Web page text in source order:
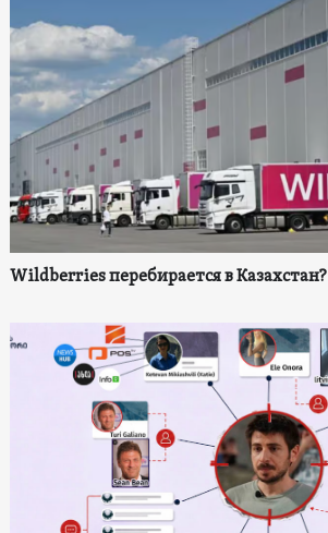
Wildberries перебирается в Казахстан?